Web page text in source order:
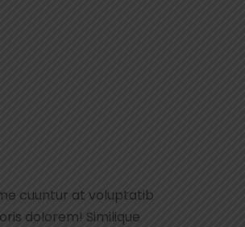
cuuntur at voluptatib
dolorem! Similique